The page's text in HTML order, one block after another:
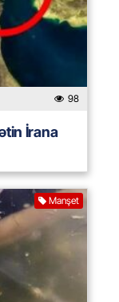
98
İrana
Manşet